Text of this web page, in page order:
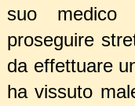
suo medico
proseguire
da effettuare
ha vissuto